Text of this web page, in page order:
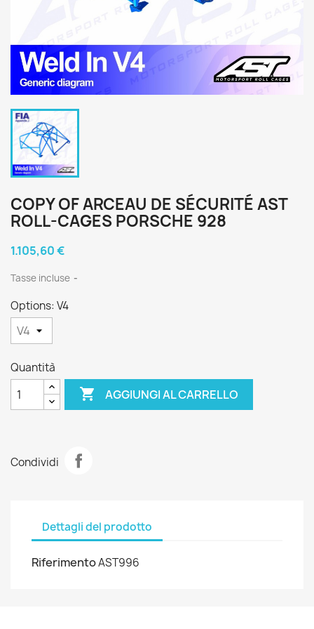
COPY OF ARCEAU DE SÉCURITÉ AST
ROLL-CAGES PORSCHE 928
1.105,60 €
Tasse incluse
Options: V4
Quantità
 AGGIUNGI AL CARRELLO
Condividi
Dettagli del prodotto
RiferimentoAST996